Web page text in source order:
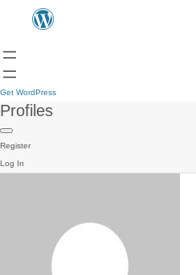
Get WordPress
Profiles
Register
Log In